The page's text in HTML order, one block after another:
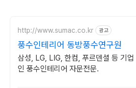
http://www.sumac.co.kr 광고
풍수인테리어 동방풍수연구원
삼성, LG, LIG, 한컴, 푸르덴셜 등 기업
인 풍수인테리어 자문전문.